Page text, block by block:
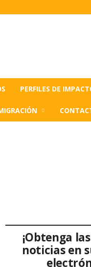
PERFILES DE
¡Obtenga
noticias en